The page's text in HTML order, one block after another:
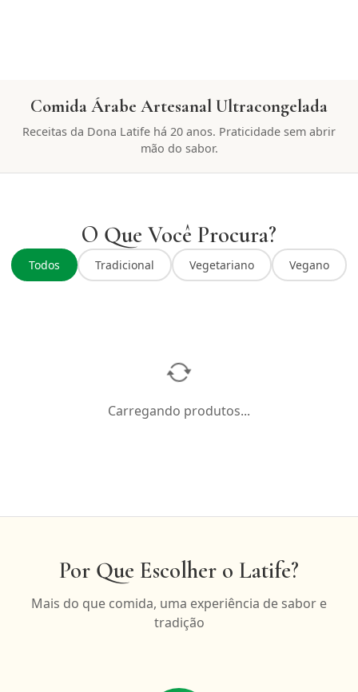
Comida Árabe Artesanal Ultracongelada
Receitas da Dona Latife há 20 anos. Praticidade sem abrir
mão do sabor.
O Que Você Procura?
Todos Tradicional Vegetariano Vegano
Carregando produtos...
Por Que Escolher o Latife?
Mais do que comida, uma experiência de sabor e
tradição